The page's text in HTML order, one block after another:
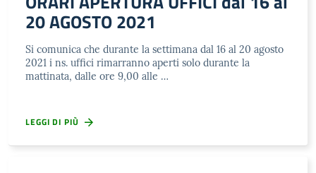
20 AGOSTO 2021
Si comunica che durante la settimana dal 16 al 20 agosto
2021 i ns. uffici rimarranno aperti solo durante la
mattinata, dalle ore 9,00 alle …
LEGGI DI PIÙ